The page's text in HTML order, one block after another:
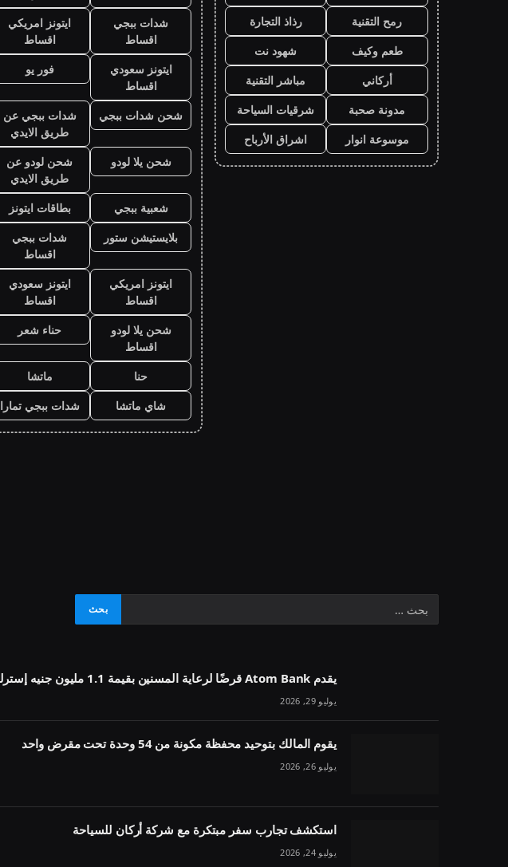
رمح التقنية
رذاذ التجارة
طعم وكيف
شهود نت
أركاني
مباشر التقنية
مدونة صحبة
شرقيات السياحة
موسوعة انوار
اشراق الأرباح
شدات ببجي
اقساط
ايتونز امريكي
اقساط
ايتونز سعودي
اقساط
فور يو
شحن شدات ببجي
شدات ببجي عن
طريق الايدي
شحن يلا لودو
شحن لودو عن
طريق الايدي
شعبية ببجي
بطاقات ايتونز
بلايستيشن ستور
شدات ببجي
اقساط
ايتونز امريكي
اقساط
ايتونز سعودي
اقساط
شحن يلا لودو
اقساط
حناء شعر
حنا
ماتشا
شاي ماتشا
شدات ببجي تمارا
يقدم Atom Bank قرضًا لرعاية المسنين بقيمة 1.1 مليون جنيه إسترليني في خمسة أسابيع
يوليو 29, 2026
يقوم المالك بتوحيد محفظة مكونة من 54 وحدة تحت مقرض واحد
يوليو 26, 2026
استكشف تجارب سفر مبتكرة مع شركة أركان للسياحة
يوليو 24, 2026